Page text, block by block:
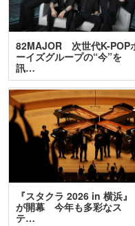
82MAJOR 次世代K-POP
ーイズグループの“今”を
訊…
『スタクラ 2026 in 横浜』
が開幕 今年も多彩なス
テ…